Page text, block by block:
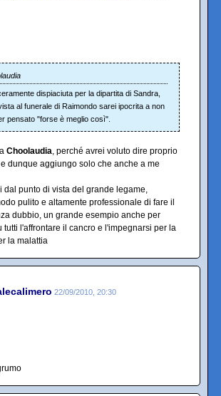
dispiaciuta per la dipartita di Sandra,
al funerale di Raimondo sarei ipocrita a non
pensato "forse è meglio così".
Choolaudia, perché avrei voluto dire proprio
dunque aggiungo solo che anche a me
dal punto di vista del grande legame,
pulito e altamente professionale di fare il
dubbio, un grande esempio anche per
tutti l'affrontare il cancro e l'impegnarsi per la
la malattia
22/09/2010, 20:30